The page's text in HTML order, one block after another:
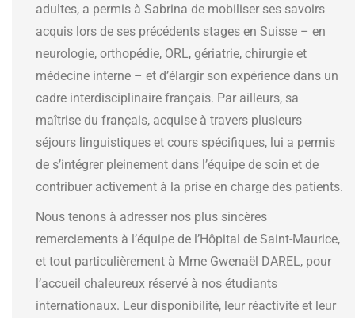
adultes, a permis à Sabrina de mobiliser ses savoirs
acquis lors de ses précédents stages en Suisse – en
neurologie, orthopédie, ORL, gériatrie, chirurgie et
médecine interne – et d’élargir son expérience dans un
cadre interdisciplinaire français. Par ailleurs, sa
maîtrise du français, acquise à travers plusieurs
séjours linguistiques et cours spécifiques, lui a permis
de s’intégrer pleinement dans l’équipe de soin et de
contribuer activement à la prise en charge des patients.
Nous tenons à adresser nos plus sincères
remerciements à l’équipe de l’Hôpital de Saint-Maurice,
et tout particulièrement à Mme Gwenaël DAREL, pour
l’accueil chaleureux réservé à nos étudiants
internationaux. Leur disponibilité, leur réactivité et leur